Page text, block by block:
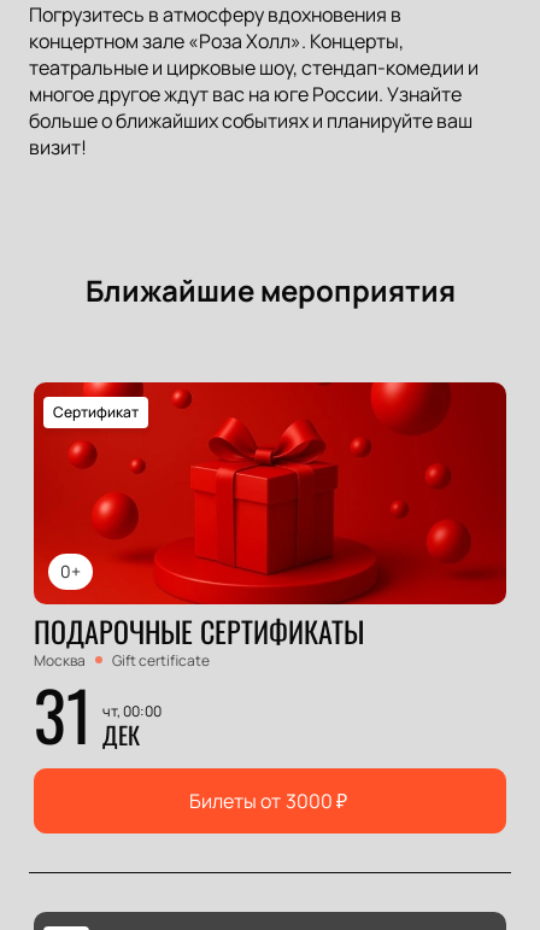
Погрузитесь в атмосферу вдохновения в
концертном зале «Роза Холл». Концерты,
театральные и цирковые шоу, стендап-комедии и
многое другое ждут вас на юге России. Узнайте
больше о ближайших событиях и планируйте ваш
визит!
Ближайшие мероприятия
0+
Сертификат
ПОДАРОЧНЫЕ СЕРТИФИКАТЫ
Москва Gift certificate
31 чт, 00:00
ДЕК
Билеты от 3000₽